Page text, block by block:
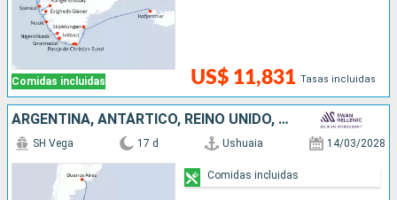
Comidas incluidas US$ 11,831 Tasas incluidas
ARGENTINA, ANTÁRTICO, REINO UNIDO, ISLAS MALVINAS
SH Vega 17 d Ushuaia 14/03/2028
Comidas incluidas